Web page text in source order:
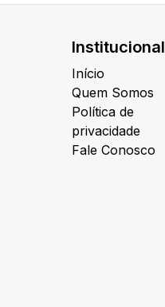
Institucional
Início
Quem Somos
Política de
privacidade
Fale Conosco